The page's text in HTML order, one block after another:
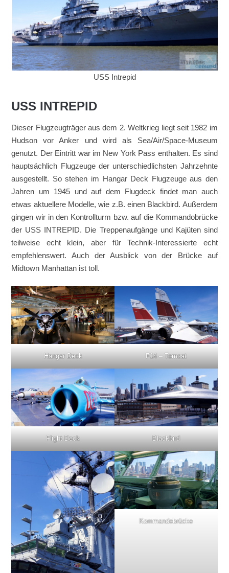
USS Intrepid
USS INTREPID
Dieser Flugzeugträger aus dem 2. Weltkrieg liegt seit 1982 im
Hudson vor Anker und wird als Sea/Air/Space-Museum
genutzt. Der Eintritt war im New York Pass enthalten. Es sind
hauptsächlich Flugzeuge der unterschiedlichsten Jahrzehnte
ausgestellt. So stehen im Hangar Deck Flugzeuge aus den
Jahren um 1945 und auf dem Flugdeck findet man auch
etwas aktuellere Modelle, wie z.B. einen Blackbird. Außerdem
gingen wir in den Kontrollturm bzw. auf die Kommandobrücke
der USS INTREPID. Die Treppenaufgänge und Kajüten sind
teilweise echt klein, aber für Technik-Interessierte echt
empfehlenswert. Auch der Ausblick von der Brücke auf
Midtown Manhattan ist toll.
Hangar Deck F14 – Tomcat
Flight Deck Blackbird
Kommandobrücke